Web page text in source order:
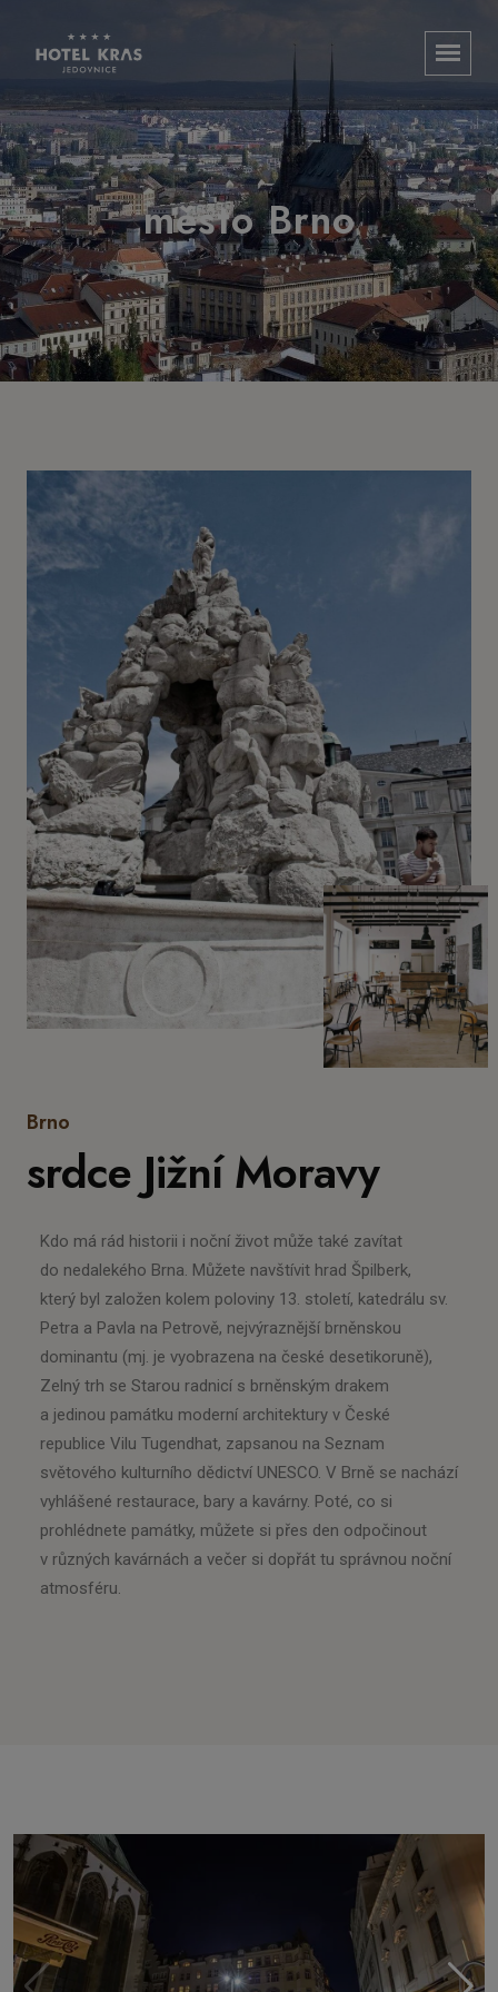
město Brno
Brno
srdce Jižní Moravy
Kdo má rád historii i noční život může také zavítat
do nedalekého Brna. Můžete navštívit hrad Špilberk,
který byl založen kolem poloviny 13. století, katedrálu sv.
Petra a Pavla na Petrově, nejvýraznější brněnskou
dominantu (mj. je vyobrazena na české desetikoruně),
Zelný trh se Starou radnicí s brněnským drakem
a jedinou památku moderní architektury v České
republice Vilu Tugendhat, zapsanou na Seznam
světového kulturního dědictví UNESCO. V Brně se nachází
vyhlášené restaurace, bary a kavárny. Poté, co si
prohlédnete památky, můžete si přes den odpočinout
v různých kavárnách a večer si dopřát tu správnou noční
atmosféru.